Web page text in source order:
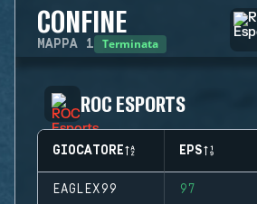
CONFINE
MAPPA 1 Terminata
ROC ESPORTS
GIOCATORE EPS
EAGLEX99 97